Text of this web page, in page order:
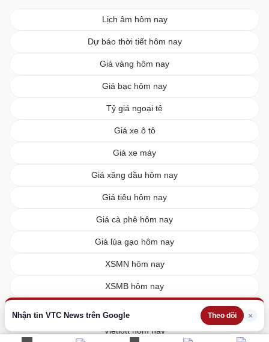
Nhận tin VTC News trên Google Theo dõi ×
Lịch âm hôm nay
Dự báo thời tiết hôm nay
Giá vàng hôm nay
Giá bạc hôm nay
Tỷ giá ngoại tệ
Giá xe ô tô
Giá xe máy
Giá xăng dầu hôm nay
Giá tiêu hôm nay
Giá cà phê hôm nay
Giá lúa gạo hôm nay
XSMN hôm nay
XSMB hôm nay
Vietlott hôm nay